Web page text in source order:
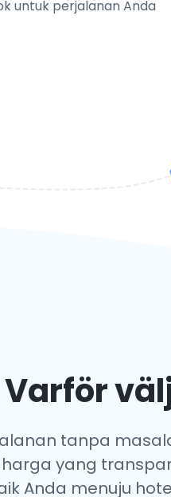
untuk perjalanan Anda
Varför
tanpa
yang
Anda menuju